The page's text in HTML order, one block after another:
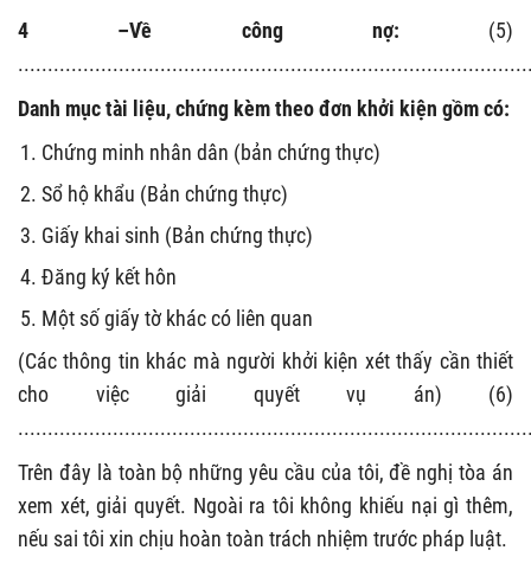
4 –Về công nợ: (5)
Danh mục tài liệu, chứng kèm theo đơn khởi kiện gồm có:
Chứng minh nhân dân (bản chứng thực)
Sổ hộ khẩu (Bản chứng thực)
Giấy khai sinh (Bản chứng thực)
Đăng ký kết hôn
Một số giấy tờ khác có liên quan
(Các thông tin khác mà người khởi kiện xét thấy cần thiết
cho việc giải quyết vụ án) (6)
Trên đây là toàn bộ những yêu cầu của tôi, đề nghị tòa án
xem xét, giải quyết. Ngoài ra tôi không khiếu nại gì thêm,
nếu sai tôi xin chịu hoàn toàn trách nhiệm trước pháp luật.